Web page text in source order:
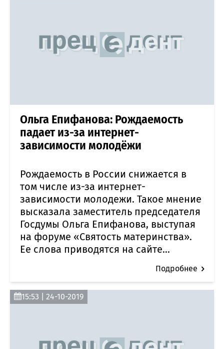
Ольга Епифанова: Рождаемость
падает из-за интернет-
зависимости молодёжи
Рождаемость в России снижается в
том числе из-за интернет-
зависимости молодежи. Такое мнение
высказала заместитель председателя
Госдумы Ольга Епифанова, выступая
на форуме «Святость материнства».
Ее слова приводятся на сайте...
Подробнее
15:53 | 24-10-2019